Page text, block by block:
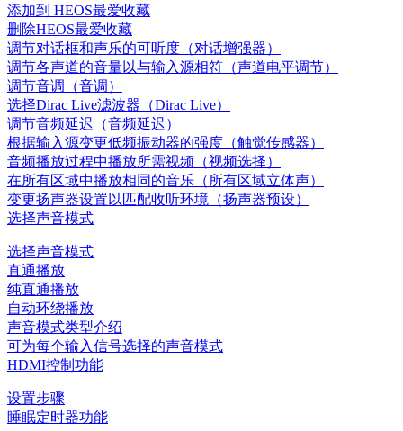
添加到 HEOS最爱收藏
删除HEOS最爱收藏
调节对话框和声乐的可听度（对话增强器）
调节各声道的音量以与输入源相符（声道电平调节）
调节音调（音调）
选择Dirac Live滤波器（Dirac Live）
调节音频延迟（音频延迟）
根据输入源变更低频振动器的强度（触觉传感器）
音频播放过程中播放所需视频（视频选择）
在所有区域中播放相同的音乐（所有区域立体声）
变更扬声器设置以匹配收听环境（扬声器预设）
选择声音模式
选择声音模式
直通播放
纯直通播放
自动环绕播放
声音模式类型介绍
可为每个输入信号选择的声音模式
HDMI控制功能
设置步骤
睡眠定时器功能